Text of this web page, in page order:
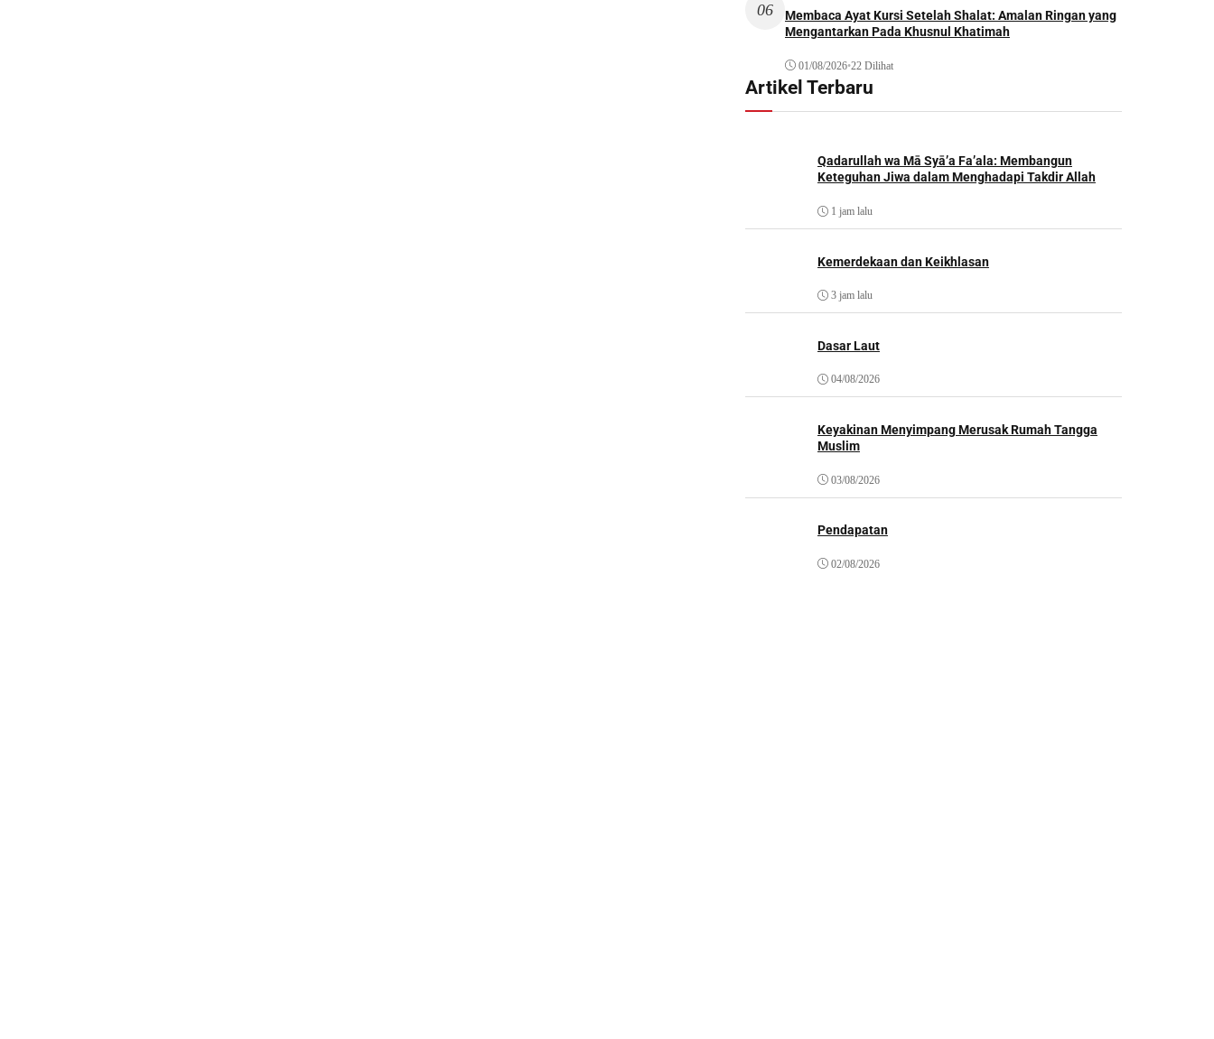
06
Membaca Ayat Kursi Setelah Shalat: Amalan Ringan yang
Mengantarkan Pada Khusnul Khatimah
01/08/2026•22 Dilihat
Artikel Terbaru
Qadarullah wa Mā Syā’a Fa’ala: Membangun
Keteguhan Jiwa dalam Menghadapi Takdir Allah
1 jam lalu
Kemerdekaan dan Keikhlasan
3 jam lalu
Dasar Laut
04/08/2026
Keyakinan Menyimpang Merusak Rumah Tangga
Muslim
03/08/2026
Pendapatan
02/08/2026